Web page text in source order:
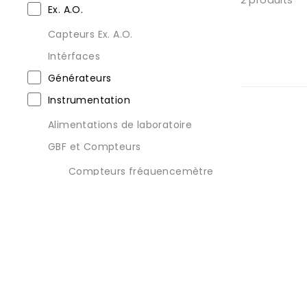
Ex. A.O.
Capteurs Ex. A.O.
Intérfaces
Générateurs
Instrumentation
Alimentations de laboratoire
GBF et Compteurs
Compteurs fréquencemètre